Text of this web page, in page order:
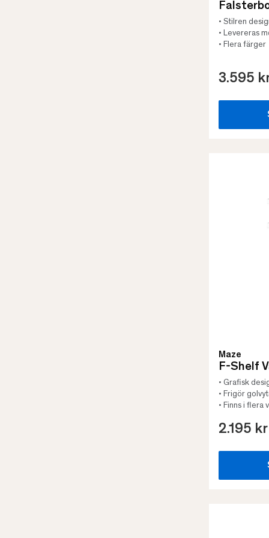
• Stilren
• Levereras
• Flera färger
3.595
Maze
F-Shelf
• Grafisk
• Frigör
• Finns i flera
2.195 kr